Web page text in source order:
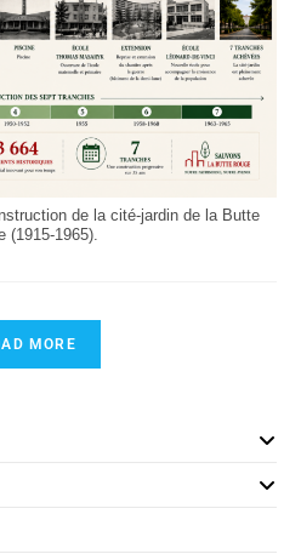
de la cité-jardin de la Butte
(1915-1965).
MORE